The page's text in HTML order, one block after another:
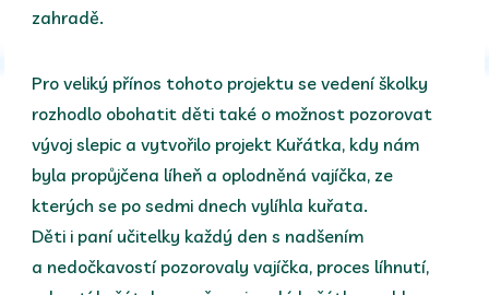
zahradě.
Pro veliký přínos tohoto projektu se vedení školky
rozhodlo obohatit děti také o možnost pozorovat
vývoj slepic a vytvořilo projekt Kuřátka, kdy nám
byla propůjčena líheň a oplodněná vajíčka, ze
kterých se po sedmi dnech vylíhla kuřata.
Děti i paní učitelky každý den s nadšením
a nedočkavostí pozorovaly vajíčka, proces líhnutí,